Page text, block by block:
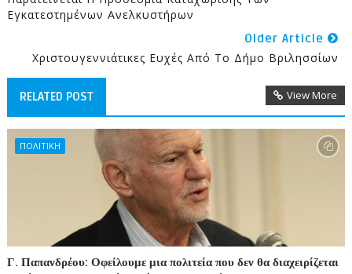
Εγκατεστημένων Ανελκυστήρων
Older Article
Χριστουγεννιάτικες Ευχές Από Το Δήμο Βριλησσίων
RELATED POST View More
ΠΟΛΙΤΙΚΗ
Γ. Παπανδρέου: Οφείλουμε μια πολιτεία που δεν θα διαχειρίζεται